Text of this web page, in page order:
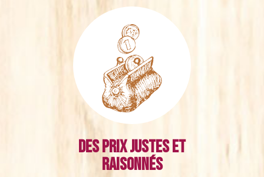
Des prix justes et
raisonnés